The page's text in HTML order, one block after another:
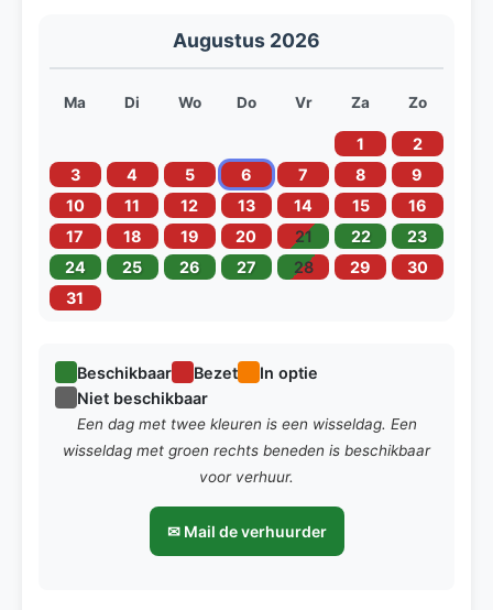
Augustus 2026
Ma Di Wo Do Vr Za Zo
1
2
3
4 5 6 7 8
9
10
11 12 13 14 15
16
17
18 19 20 21 22
23
24
25 26 27 28 29
30
31
Beschikbaar Bezet
In optie
Niet beschikbaar
Een dag met twee kleuren is een wisseldag. Een
wisseldag met groen rechts beneden is beschikbaar
voor verhuur.
✉ Mail de verhuurder